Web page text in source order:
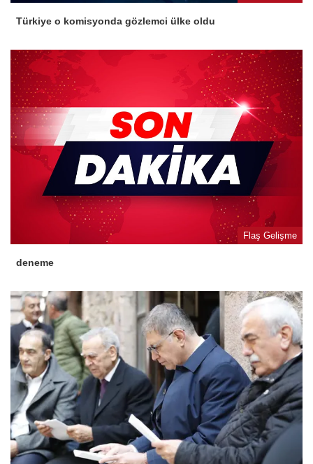
Türkiye o komisyonda gözlemci ülke oldu
Flaş Gelişme
deneme